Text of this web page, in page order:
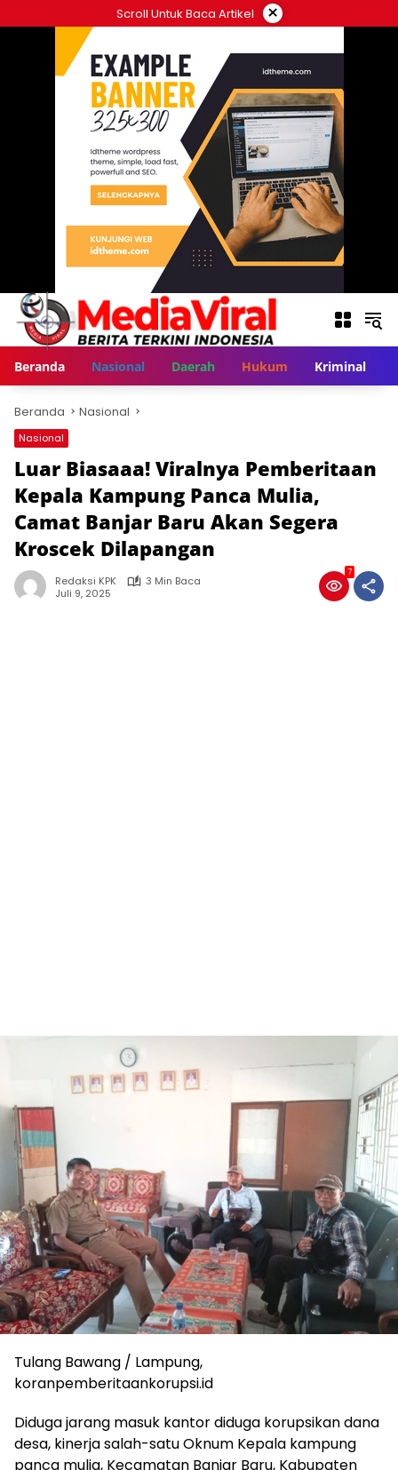
ke
Scroll Untuk Baca Artikel ×
Beranda Nasional Daerah Hukum Kriminal
Beranda Nasional
Nasional
Luar Biasaaa! Viralnya Pemberitaan
Kepala Kampung Panca Mulia,
Camat Banjar Baru Akan Segera
Kroscek Dilapangan
Redaksi KPK
3 Min Baca
Juli 9, 2025
7
Tulang Bawang / Lampung,
koranpemberitaankorupsi.id
Diduga jarang masuk kantor diduga korupsikan dana
desa, kinerja salah-satu Oknum Kepala kampung
panca mulia, Kecamatan Banjar Baru, Kabupaten